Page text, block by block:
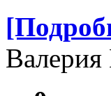
Валерия